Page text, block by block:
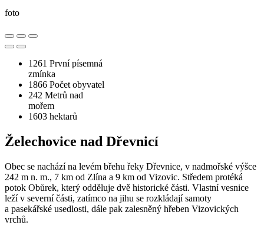
foto
1261 První písemná
zmínka
1866 Počet obyvatel
242 Metrů nad
mořem
1603 hektarů
Želechovice nad Dřevnicí
Obec se nachází na levém břehu řeky Dřevnice, v nadmořské výšce
242 m n. m., 7 km od Zlína a 9 km od Vizovic. Středem protéká
potok Obůrek, který odděluje dvě historické části. Vlastní vesnice
leží v severní části, zatímco na jihu se rozkládají samoty
a pasekářské usedlosti, dále pak zalesněný hřeben Vizovických
vrchů.